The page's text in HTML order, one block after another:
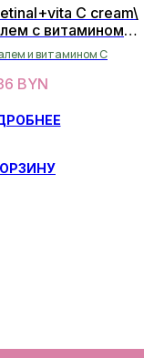
C cream\
с витамином С
30мли витамином С
BYN